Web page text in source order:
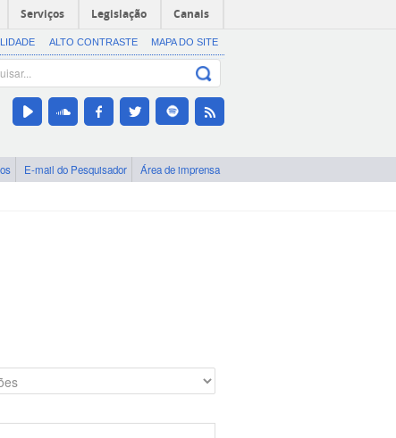
Serviços Legislação Canais
ALTO CONTRASTE MAPA DO SITE
E-mail do Pesquisador Área de imprensa